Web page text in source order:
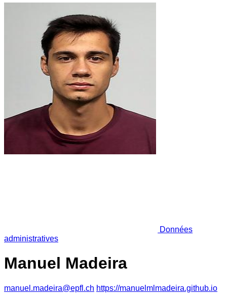
Données
administratives
Manuel Madeira
manuel.madeira@epfl.ch https://manuelmlmadeira.github.io